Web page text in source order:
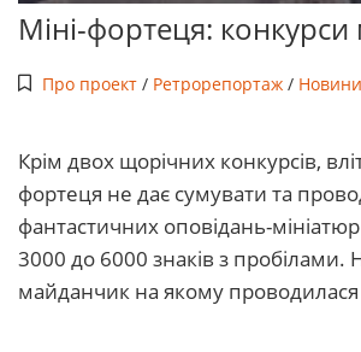
Міні-фортеця: конкурси
Про проект/ Ретрорепортаж/
Крім двох щорічних конкурсів,
фортеця не дає сумувати та
фантастичних оповідань-
3000 до 6000 знаків з пробілами.
майданчик на якому проводилася